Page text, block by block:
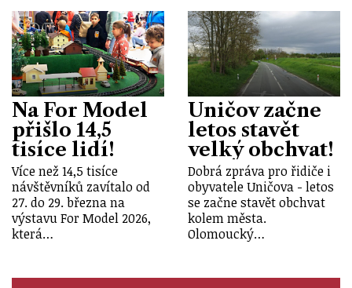
Na For Model
přišlo 14,5
tisíce lidí!
Více než 14,5 tisíce
návštěvníků zavítalo od
27. do 29. března na
výstavu For Model 2026,
která…
Uničov začne
letos stavět
velký obchvat!
Dobrá zpráva pro řidiče i
obyvatele Uničova - letos
se začne stavět obchvat
kolem města.
Olomoucký…